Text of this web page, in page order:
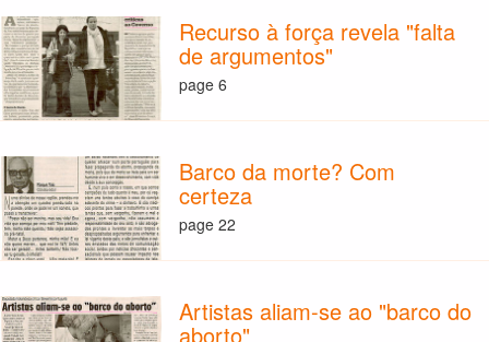
Recurso à força revela "falta
de argumentos"
page 6
Barco da morte? Com
certeza
page 22
Artistas aliam-se ao "barco do
aborto"